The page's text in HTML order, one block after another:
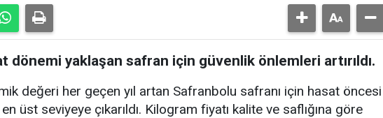
dönemi yaklaşan safran için güvenlik önlemleri artırıldı.
değeri her geçen yıl artan Safranbolu safranı için hasat öncesi
üst seviyeye çıkarıldı. Kilogram fiyatı kalite ve saflığına göre